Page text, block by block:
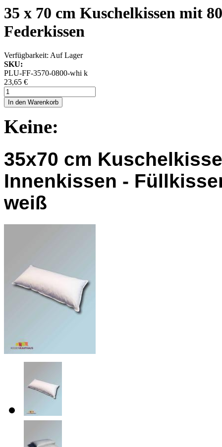
35 x 70 cm Kuschelkissen mit
Federkissen
Verfügbarkeit: Auf Lager
SKU:
PLU-FF-3570-0800-whi k
23,65 €
In den Warenkorb
Keine:
35x70 cm
Innenkissen -
weiß